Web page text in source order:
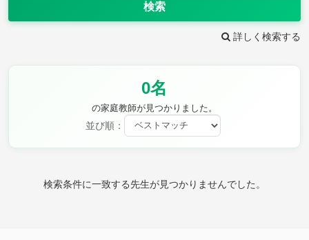
検索
詳しく検索する
0名
の家庭教師が見つかりました。
並び順：
検索条件に一致する先生が見つかりませんでした。
教科
理科
保健・体育 図画工作 書写